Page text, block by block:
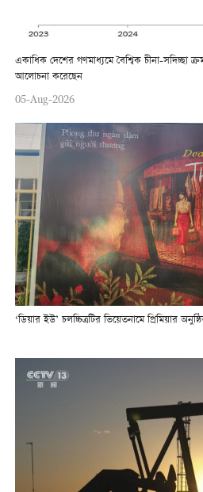
একাধিক দেশের গণমাধ্যমে বৈশ্বিক চীনা-সদিচ্ছা
আলোচনা করেছেন
05-Aug-2026
‘ডিয়ার ইউ’ চলচ্চিত্রটির ভিয়েতনামে প্রিমিয়ার